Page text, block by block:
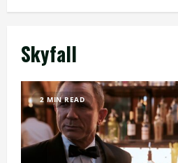
Skyfall
2 MIN READ